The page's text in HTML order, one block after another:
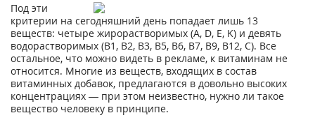
Под эти
критерии на сегодняшний день попадает лишь 13
веществ: четыре жирорастворимых (A, D, E, K) и девять
водорастворимых (B1, B2, B3, B5, B6, B7, B9, B12, C). Все
остальное, что можно видеть в рекламе, к витаминам не
относится. Многие из веществ, входящих в состав
витаминных добавок, предлагаются в довольно высоких
концентрациях — при этом неизвестно, нужно ли такое
вещество человеку в принципе.